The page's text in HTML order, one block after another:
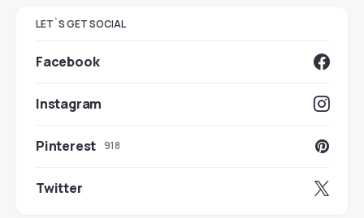
LET`S GET SOCIAL
Facebook
Instagram
Pinterest 918
Twitter